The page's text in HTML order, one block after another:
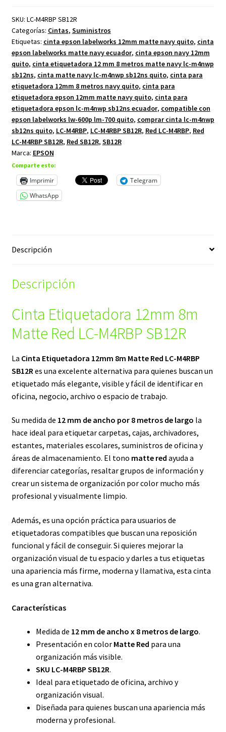
LC-
M4RBP
SB12R
cantidad
SKU: LC-M4RBP SB12R
Categorías: Cintas, Suministros
Etiquetas: cinta epson labelworks 12mm matte navy quito, cinta
epson labelworks matte navy ecuador, cinta epson navy 12mm
quito, cinta etiquetadora 12 mm 8 metros matte navy lc-m4nwp
sb12ns, cinta matte navy lc-m4nwp sb12ns quito, cinta para
etiquetadora 12mm 8 metros navy quito, cinta para
etiquetadora epson 12mm matte navy quito, cinta para
etiquetadora epson lc-m4nwp sb12ns ecuador, compatible con
epson labelworks lw-600p lm-700 quito, comprar cinta lc-m4nwp
sb12ns quito, LC-M4RBP, LC-M4RBP SB12R, Red LC-M4RBP, Red
LC-M4RBP SB12R, Red SB12R, SB12R
Marca: EPSON
Comparte esto:
Imprimir
Telegram
WhatsApp
Descripción
Descripción
Cinta Etiquetadora 12mm 8m
Matte Red LC-M4RBP SB12R
La Cinta Etiquetadora 12mm 8m Matte Red LC-M4RBP
SB12R es una excelente alternativa para quienes buscan un
etiquetado más elegante, visible y fácil de identificar en
oficina, negocio, archivo o espacio de trabajo.
Su medida de 12 mm de ancho por 8 metros de largo la
hace ideal para etiquetar carpetas, cajas, archivadores,
estantes, materiales escolares, suministros de oficina y
áreas de almacenamiento. El tono matte red ayuda a
diferenciar categorías, resaltar grupos de información y
crear un sistema de organización por color mucho más
profesional y visualmente limpio.
Además, es una opción práctica para usuarios de
etiquetadoras compatibles que buscan una reposición
funcional y fácil de conseguir. Si quieres mejorar la
organización visual de tu espacio y darles a tus etiquetas
una apariencia más firme, moderna y llamativa, esta cinta
es una gran alternativa.
Características
Medida de 12 mm de ancho x 8 metros de largo.
Presentación en color Matte Red para una
organización más visible.
SKU LC-M4RBP SB12R.
Ideal para etiquetado de oficina, archivo y
organización visual.
Diseñada para quienes buscan una apariencia más
moderna y profesional.